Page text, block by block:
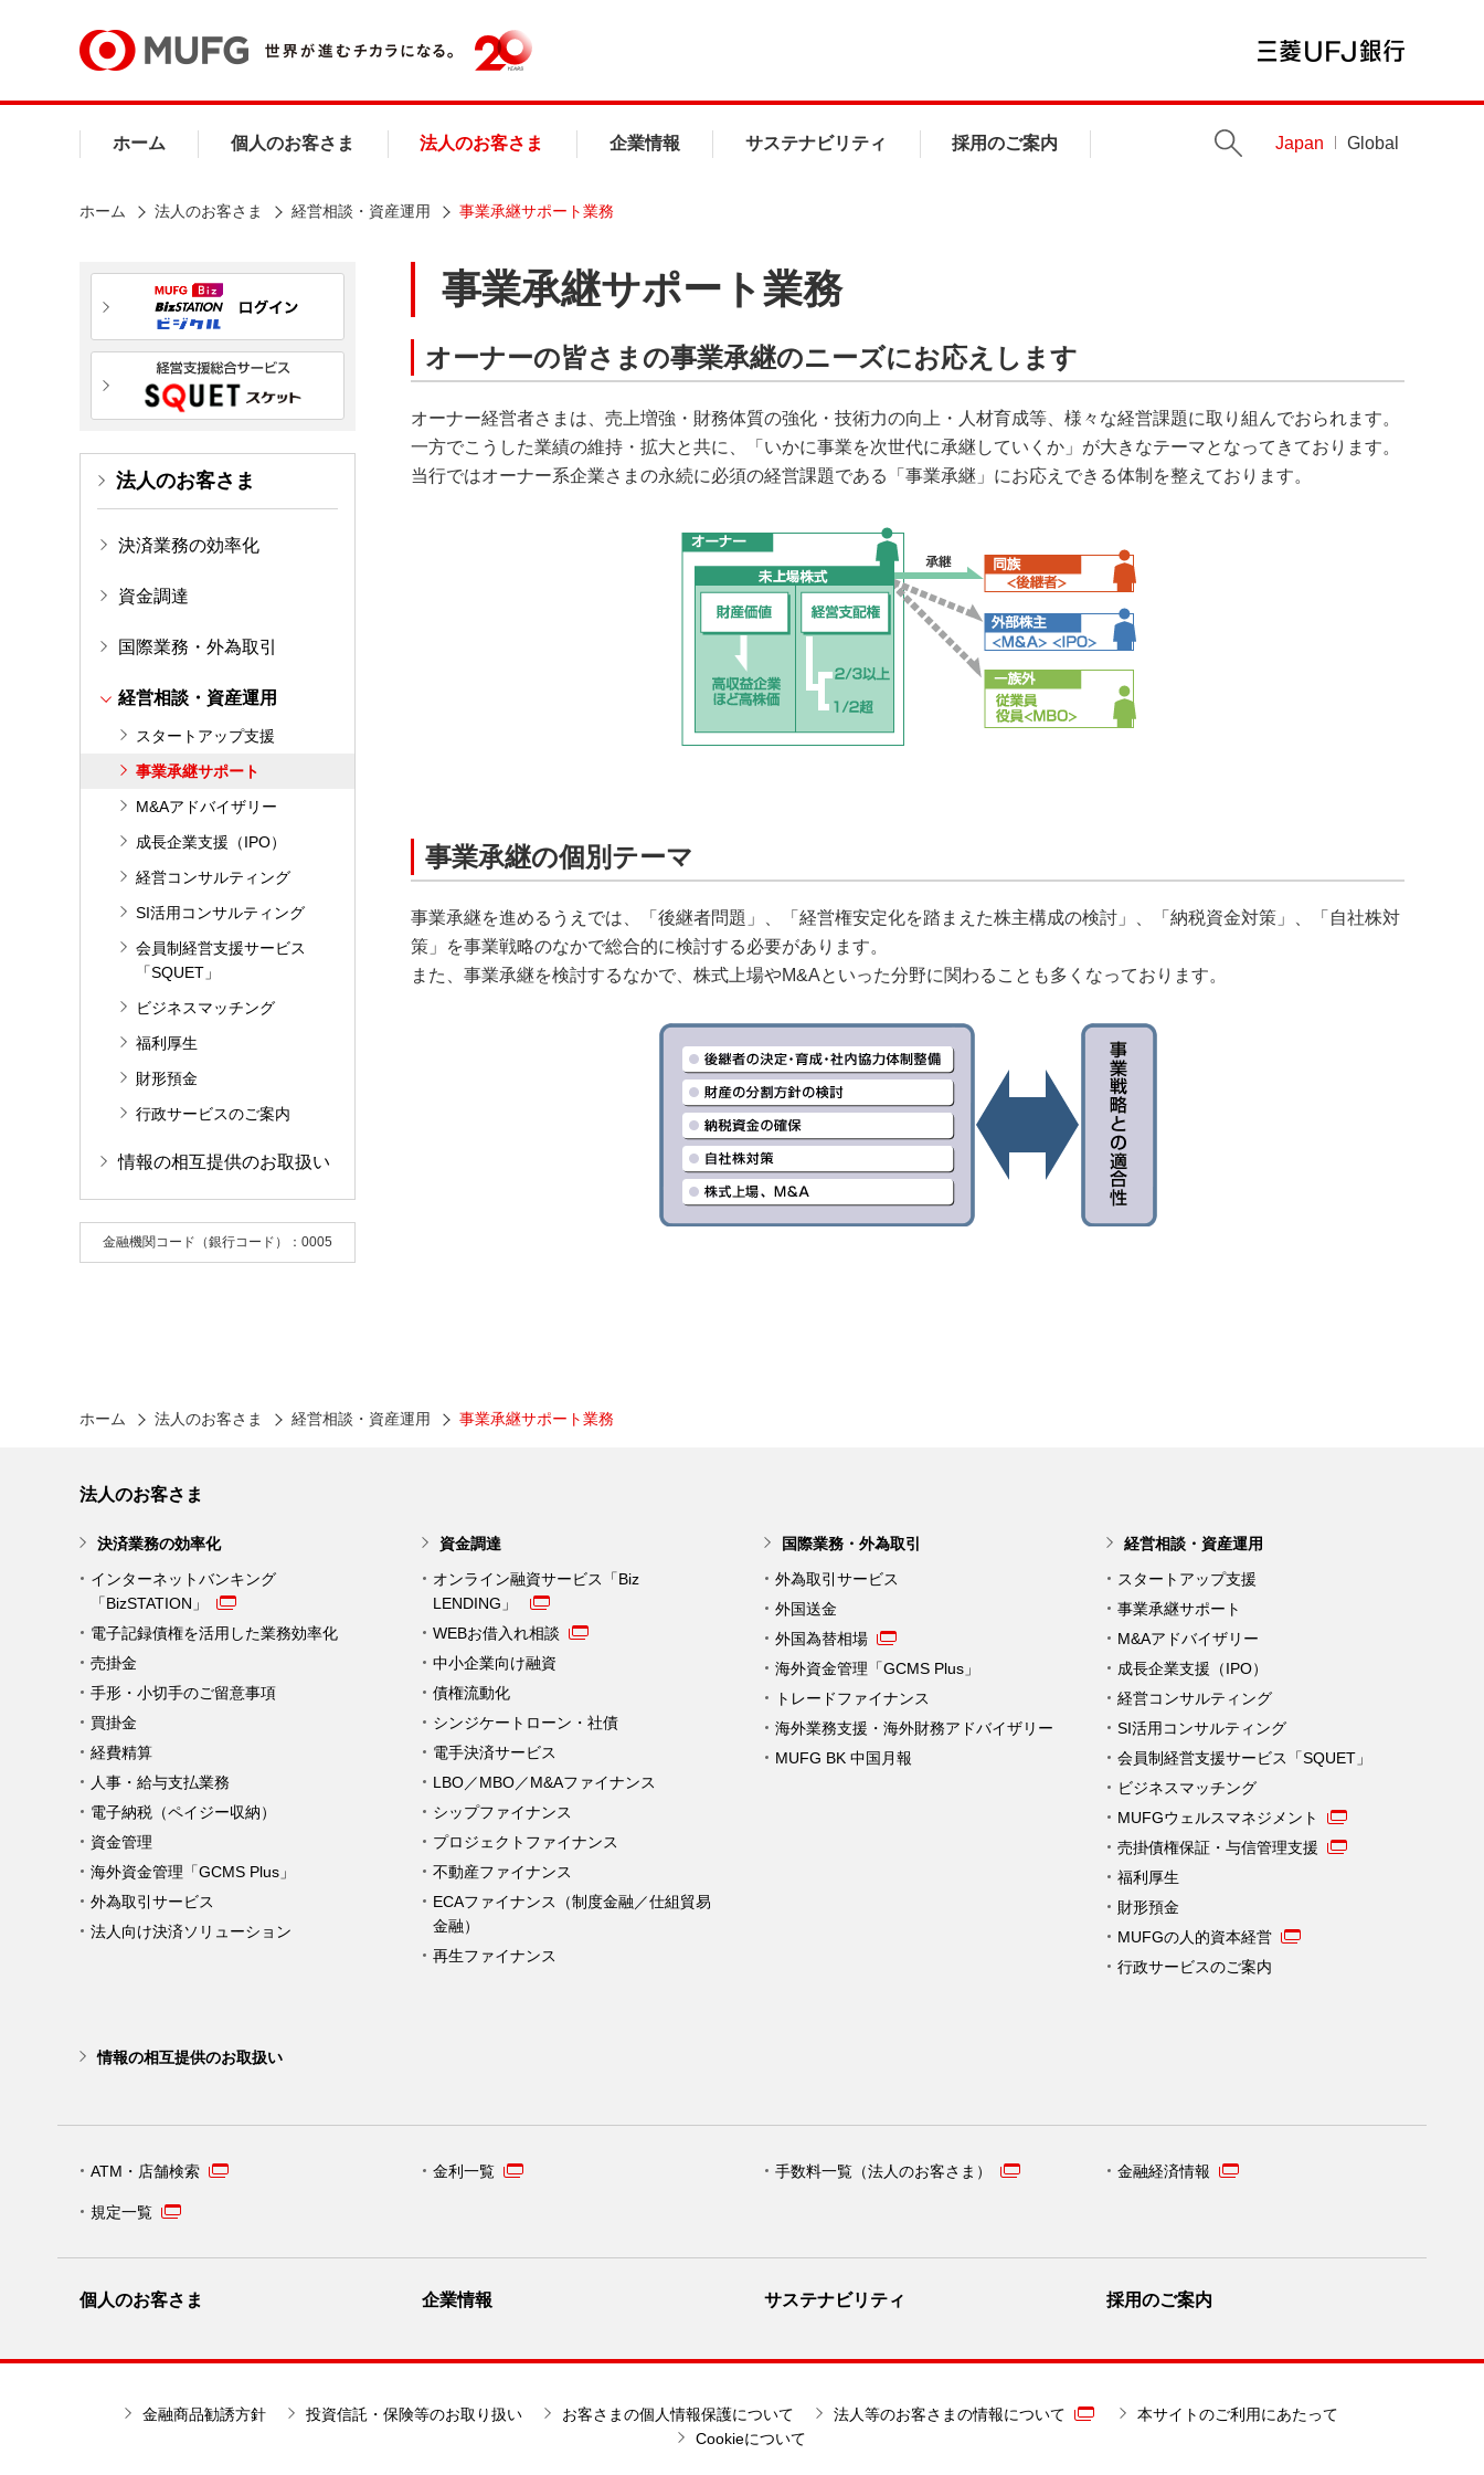
ホーム 個人のお客さま 法人のお客さま 企業情報 サステナビリティ 採用のご案内 Japan Global
ホーム 法人のお客さま 経営相談・資産運用 事業承継サポート業務
法人のお客さま
決済業務の効率化
資金調達
国際業務・外為取引
経営相談・資産運用
スタートアップ支援
事業承継サポート
M&Aアドバイザリー
成長企業支援（IPO）
経営コンサルティング
SI活用コンサルティング
会員制経営支援サービス
「SQUET」
ビジネスマッチング
福利厚生
財形預金
行政サービスのご案内
情報の相互提供のお取扱い
金融機関コード（銀行コード）：0005
事業承継サポート業務
オーナーの皆さまの事業承継のニーズにお応えします
オーナー経営者さまは、売上増強・財務体質の強化・技術力の向上・人材育成等、様々な経営課題に取り組んでおられます。
一方でこうした業績の維持・拡大と共に、「いかに事業を次世代に承継していくか」が大きなテーマとなってきております。
当行ではオーナー系企業さまの永続に必須の経営課題である「事業承継」にお応えできる体制を整えております。
事業承継の個別テーマ
事業承継を進めるうえでは、「後継者問題」、「経営権安定化を踏まえた株主構成の検討」、「納税資金対策」、「自社株対
策」を事業戦略のなかで総合的に検討する必要があります。
また、事業承継を検討するなかで、株式上場やM&Aといった分野に関わることも多くなっております。
ホーム 法人のお客さま 経営相談・資産運用 事業承継サポート業務
法人のお客さま
決済業務の効率化
インターネットバンキング
「BizSTATION」
電子記録債権を活用した業務効率化
売掛金
手形・小切手のご留意事項
買掛金
経費精算
人事・給与支払業務
電子納税（ペイジー収納）
資金管理
海外資金管理「GCMS Plus」
外為取引サービス
法人向け決済ソリューション
資金調達
オンライン融資サービス「Biz
LENDING」
WEBお借入れ相談
中小企業向け融資
債権流動化
シンジケートローン・社債
電手決済サービス
LBO／MBO／M&Aファイナンス
シップファイナンス
プロジェクトファイナンス
不動産ファイナンス
ECAファイナンス（制度金融／仕組貿易
金融）
再生ファイナンス
国際業務・外為取引
外為取引サービス
外国送金
外国為替相場
海外資金管理「GCMS Plus」
トレードファイナンス
海外業務支援・海外財務アドバイザリー
MUFG BK 中国月報
経営相談・資産運用
スタートアップ支援
事業承継サポート
M&Aアドバイザリー
成長企業支援（IPO）
経営コンサルティング
SI活用コンサルティング
会員制経営支援サービス「SQUET」
ビジネスマッチング
MUFGウェルスマネジメント
売掛債権保証・与信管理支援
福利厚生
財形預金
MUFGの人的資本経営
行政サービスのご案内
情報の相互提供のお取扱い
ATM・店舗検索 金利一覧 手数料一覧（法人のお客さま） 金融経済情報
規定一覧
個人のお客さま 企業情報 サステナビリティ 採用のご案内
金融商品勧誘方針 投資信託・保険等のお取り扱い お客さまの個人情報保護について 法人等のお客さまの情報について
本サイトのご利用にあたって
Cookieについて